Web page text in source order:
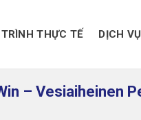
THỰC TẾ DỊCH
– Vesiaiheinen